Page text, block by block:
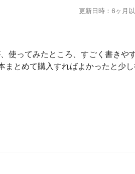
更新日時：6ヶ月
使ってみたところ、すごく書きや
まとめて購入すればよかったと少